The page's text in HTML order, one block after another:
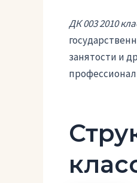
ДК 003 2010
занятости и